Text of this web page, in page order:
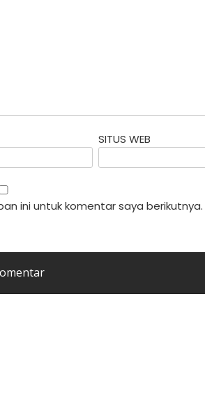
SITUS WEB
ini untuk komentar saya berikutnya.